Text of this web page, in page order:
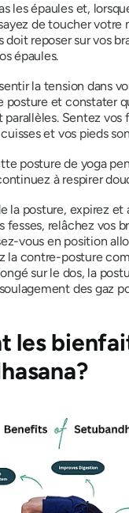
les épaules et,
de toucher votre
doit reposer sur vos
épaules.
la tension dans
posture et constater
parallèles. Sentez vos
et vos pieds
posture de yoga
à respirer
la posture, expirez et
fesses, relâchez vos
vous en position
la contre-posture
sur le dos, la
des gaz
les
?